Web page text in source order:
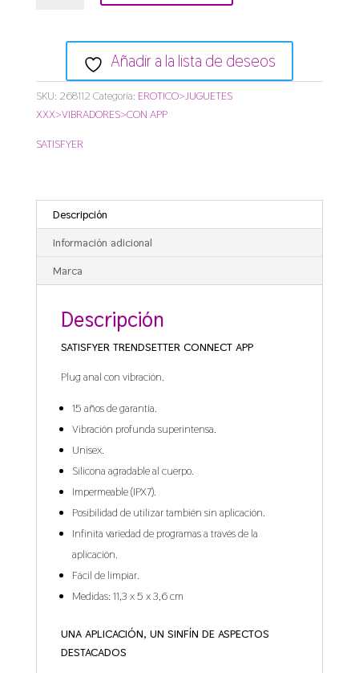
cantidad
Añadir a la lista de deseos
SKU: 268112 Categoría: EROTICO>JUGUETES
XXX>VIBRADORES>CON APP
SATISFYER
Descripción
Información adicional
Marca
Descripción
SATISFYER TRENDSETTER CONNECT APP
Plug anal con vibración.
15 años de garantía.
Vibración profunda superintensa.
Unisex.
Silicona agradable al cuerpo.
Impermeable (IPX7).
Posibilidad de utilizar también sin aplicación.
Infinita variedad de programas a través de la
aplicación.
Fácil de limpiar.
Medidas: 11,3 x 5 x 3,6 cm
UNA APLICACIÓN, UN SINFÍN DE ASPECTOS
DESTACADOS